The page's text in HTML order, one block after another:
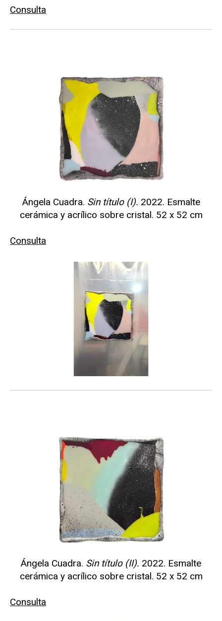
Consulta
Ángela Cuadra. Sin título (I). 2022. Esmalte
cerámica y acrílico sobre cristal. 52 x 52 cm
Consulta
Ángela Cuadra. Sin título (II). 2022. Esmalte
cerámica y acrílico sobre cristal. 52 x 52 cm
Consulta